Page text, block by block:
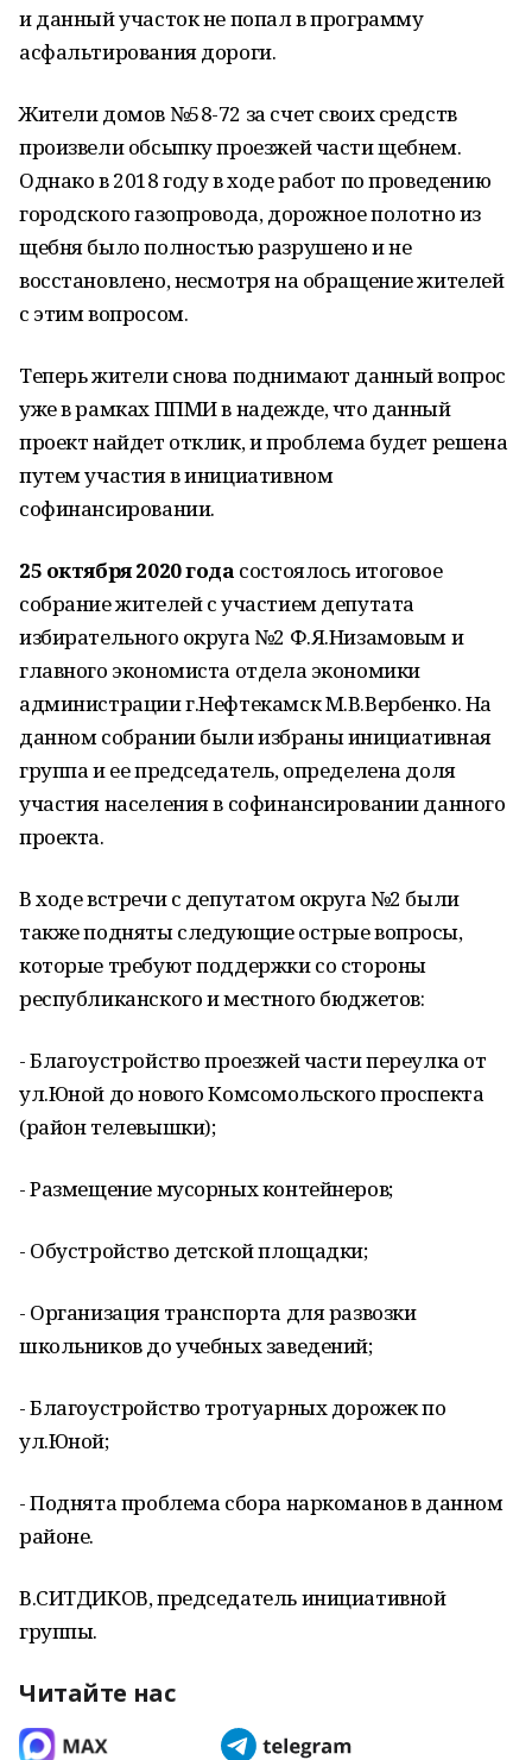
и данный участок не попал в программу
асфальтирования дороги.
Жители домов №58-72 за счет своих средств
произвели обсыпку проезжей части щебнем.
Однако в 2018 году в ходе работ по проведению
городского газопровода, дорожное полотно из
щебня было полностью разрушено и не
восстановлено, несмотря на обращение жителей
с этим вопросом.
Теперь жители снова поднимают данный вопрос
уже в рамках ППМИ в надежде, что данный
проект найдет отклик, и проблема будет решена
путем участия в инициативном
софинансировании.
25 октября 2020 года состоялось итоговое
собрание жителей с участием депутата
избирательного округа №2 Ф.Я.Низамовым и
главного экономиста отдела экономики
администрации г.Нефтекамск М.В.Вербенко. На
данном собрании были избраны инициативная
группа и ее председатель, определена доля
участия населения в софинансировании данного
проекта.
В ходе встречи с депутатом округа №2 были
также подняты следующие острые вопросы,
которые требуют поддержки со стороны
республиканского и местного бюджетов:
- Благоустройство проезжей части переулка от
ул.Юной до нового Комсомольского проспекта
(район телевышки);
- Размещение мусорных контейнеров;
- Обустройство детской площадки;
- Организация транспорта для развозки
школьников до учебных заведений;
- Благоустройство тротуарных дорожек по
ул.Юной;
- Поднята проблема сбора наркоманов в данном
районе.
В.СИТДИКОВ, председатель инициативной
группы.
Читайте нас